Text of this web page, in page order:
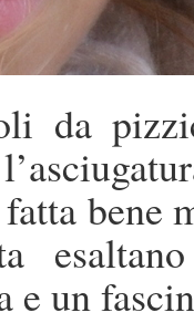
da
bene
e un